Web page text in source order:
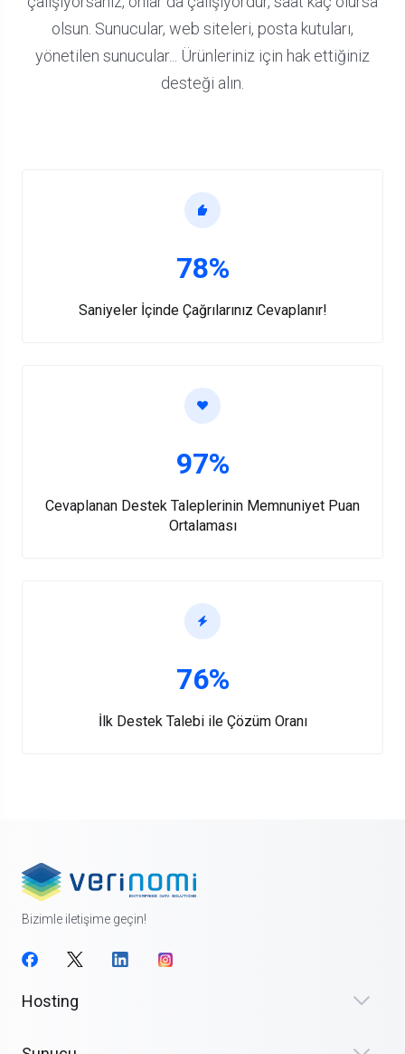
Uzman destek ekibimizle gurur duyuyoruz.
çalışıyorsanız, onlar da çalışıyordur, saat kaç olursa
Sunucular, web siteleri, posta kutuları,
yönetilen sunucular... Ürünleriniz için hak ettiğiniz
78%
97%
76%
Bizimle iletişime geçin!
Hosting